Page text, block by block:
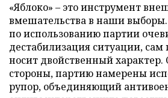
«Яблоко» – это инструмент
вмешательства в наши
по использованию партии
дестабилизация ситуации, сам
носит двойственный характер.
стороны, партию намерены
рупор, объединяющий